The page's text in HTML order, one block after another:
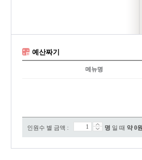
예산짜기
메뉴명
인원수 별 금액 : 명 일 때 약0원